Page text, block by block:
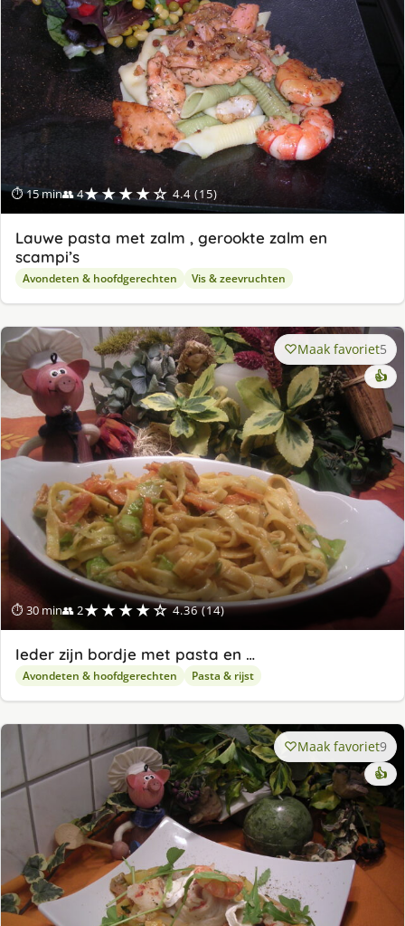
⏱ 15 min👥 4★★★★☆ 4.4 (15)
Lauwe pasta met zalm , gerookte zalm en
scampi’s
Avondeten & hoofdgerechten Vis & zeevruchten
⏱ 30 min👥 2★★★★☆ 4.36 (14)
Maak favoriet5
👍
Ieder zijn bordje met pasta en …
Avondeten & hoofdgerechten Pasta & rijst
Maak favoriet9
👍